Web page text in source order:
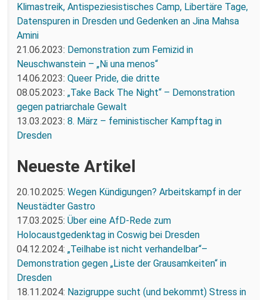
Klimastreik, Antispeziesistisches Camp, Libertäre Tage,
Datenspuren in Dresden und Gedenken an Jina Mahsa
Amini
21.06.2023: Demonstration zum Femizid in
Neuschwanstein – „Ni una menos“
14.06.2023: Queer Pride, die dritte
08.05.2023: „Take Back The Night“ – Demonstration
gegen patriarchale Gewalt
13.03.2023: 8. März – feministischer Kampftag in
Dresden
Neueste Artikel
20.10.2025: Wegen Kündigungen? Arbeitskampf in der
Neustädter Gastro
17.03.2025: Über eine AfD-Rede zum
Holocaustgedenktag in Coswig bei Dresden
04.12.2024: „Teilhabe ist nicht verhandelbar“–
Demonstration gegen „Liste der Grausamkeiten“ in
Dresden
18.11.2024: Nazigruppe sucht (und bekommt) Stress in